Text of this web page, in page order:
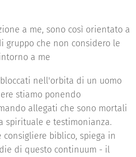
a me, sono così orientato a
gruppo che non considero le
a me
nell'orbita di un uomo
stiamo ponendo
allegati che sono mortali
spirituale e testimonianza.
consigliere biblico, spiega in
di questo continuum - il